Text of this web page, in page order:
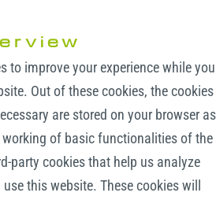
to improve your experience while you
Out of these cookies, the cookies
are stored on your browser as
of basic functionalities of the
party cookies that help us analyze
this website. These cookies will